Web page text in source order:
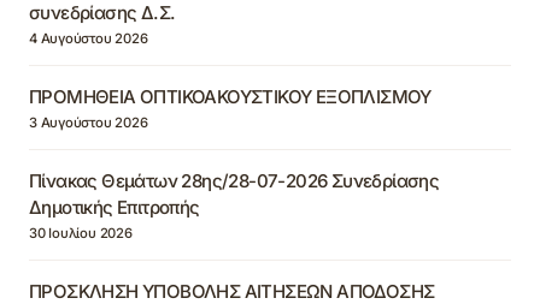
συνεδρίασης Δ.Σ.
4 Αυγούστου 2026
ΠΡΟΜΗΘΕΙΑ ΟΠΤΙΚΟΑΚΟΥΣΤΙΚΟΥ ΕΞΟΠΛΙΣΜΟΥ
3 Αυγούστου 2026
Πίνακας Θεμάτων 28ης/28-07-2026 Συνεδρίασης
Δημοτικής Επιτροπής
30 Ιουλίου 2026
ΠΡΟΣΚΛΗΣΗ ΥΠΟΒΟΛΗΣ ΑΙΤΗΣΕΩΝ ΑΠΟΔΟΣΗΣ